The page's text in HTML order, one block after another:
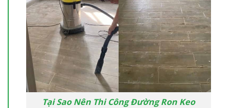
Tại Sao Nên Thi Công Đường Ron Keo